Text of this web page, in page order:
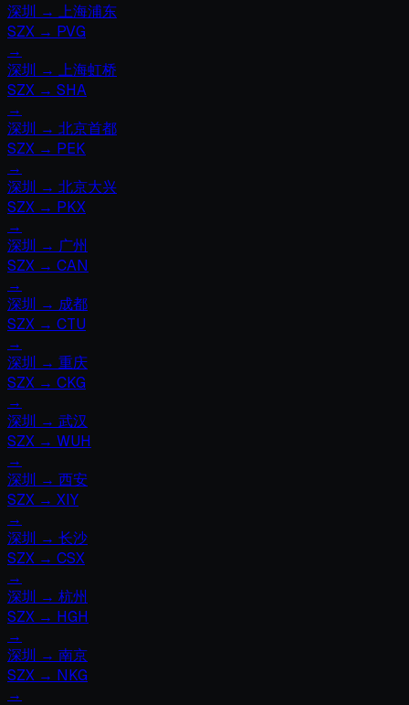
深圳 → 上海浦东
SZX → PVG
→
深圳 → 上海虹桥
SZX → SHA
→
深圳 → 北京首都
SZX → PEK
→
深圳 → 北京大兴
SZX → PKX
→
深圳 → 广州
SZX → CAN
→
深圳 → 成都
SZX → CTU
→
深圳 → 重庆
SZX → CKG
→
深圳 → 武汉
SZX → WUH
→
深圳 → 西安
SZX → XIY
→
深圳 → 长沙
SZX → CSX
→
深圳 → 杭州
SZX → HGH
→
深圳 → 南京
SZX → NKG
→